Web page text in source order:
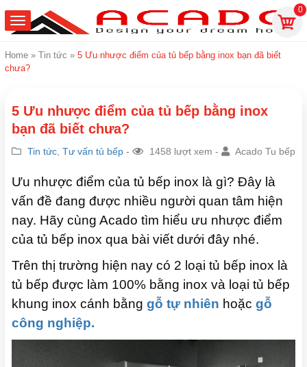
0
Home » Tin tức » 5 Ưu nhược điểm của tủ bếp bằng inox bạn đã biết
chưa?
5 Ưu nhược điểm của tủ bếp bằng inox
bạn đã biết chưa?
Tin tức Tư vấn tủ bếp - 1458 lượt xem - Acado Tu bếp
Ưu nhược điểm của tủ bếp inox là gì? Đây là
vấn đề đang được nhiều người quan tâm hiện
nay. Hãy cùng Acado tìm hiểu ưu nhược điểm
của tủ bếp inox qua bài viết dưới đây nhé.
Trên thị trường hiện nay có 2 loại tủ bếp inox là
tủ bếp được làm 100% bằng inox và loại tủ bếp
khung inox cánh bằng gỗ tự nhiên hoặc gỗ
công nghiệp.